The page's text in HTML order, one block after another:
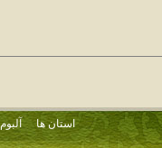
استان ها